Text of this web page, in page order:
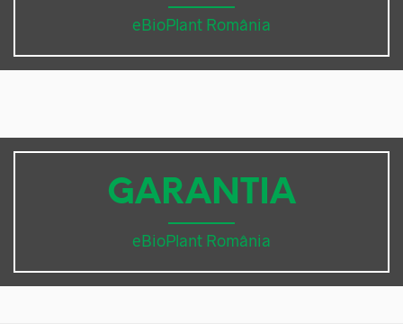
eBioPlant România
GARANTIA
eBioPlant România